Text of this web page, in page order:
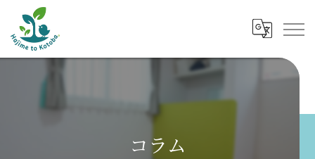
コラム